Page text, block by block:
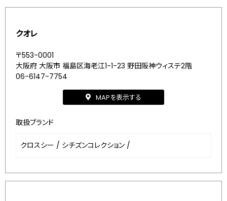
クオレ
〒553-0001
大阪府 大阪市 福島区海老江1-1-23 野田阪神ウィステ2階
06-6147-7754
MAPを表示する
取扱ブランド
クロスシー / シチズンコレクション /